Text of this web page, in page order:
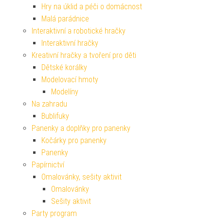
Hry na úklid a péči o domácnost
Malá parádnice
Interaktivní a robotické hračky
Interaktivní hračky
Kreativní hračky a tvoření pro děti
Dětské korálky
Modelovací hmoty
Modelíny
Na zahradu
Bublifuky
Panenky a doplňky pro panenky
Kočárky pro panenky
Panenky
Papírnictví
Omalovánky, sešity aktivit
Omalovánky
Sešity aktivit
Party program